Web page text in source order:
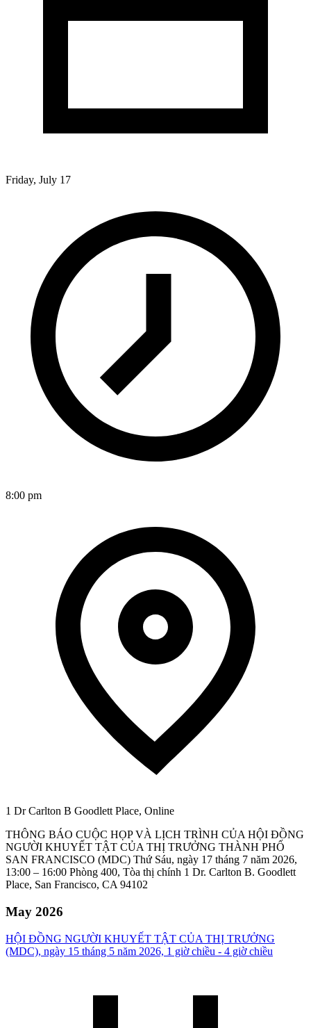
Friday, July 17
8:00 pm
1 Dr Carlton B Goodlett Place, Online
THÔNG BÁO CUỘC HỌP VÀ LỊCH TRÌNH CỦA HỘI ĐỒNG
NGƯỜI KHUYẾT TẬT CỦA THỊ TRƯỞNG THÀNH PHỐ
SAN FRANCISCO (MDC) Thứ Sáu, ngày 17 tháng 7 năm 2026,
13:00 – 16:00 Phòng 400, Tòa thị chính 1 Dr. Carlton B. Goodlett
Place, San Francisco, CA 94102
May 2026
HỘI ĐỒNG NGƯỜI KHUYẾT TẬT CỦA THỊ TRƯỞNG
(MDC), ngày 15 tháng 5 năm 2026, 1 giờ chiều - 4 giờ chiều